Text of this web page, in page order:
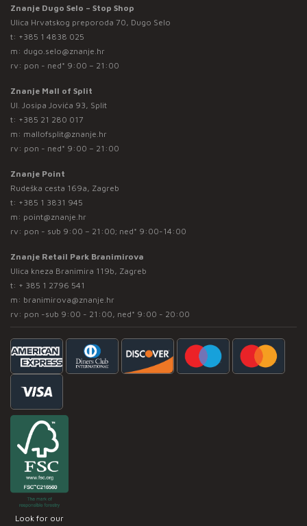
Znanje Dugo Selo – Stop Shop
Ulica Hrvatskog preporoda 70, Dugo Selo
t: +385 1 4838 025
m: dugo.selo@znanje.hr
rv: pon - ned* 9:00 – 21:00
Znanje Mall of Split
Ul. Josipa Jovića 93, Split
t: +385 21 280 017
m: mallofsplit@znanje.hr
rv: pon - ned* 9:00 – 21:00
Znanje Point
Rudeška cesta 169a, Zagreb
t: +385 1 3831 945
m: point@znanje.hr
rv: pon - sub 9:00 – 21:00; ned* 9:00-14:00
Znanje Retail Park Branimirova
Ulica kneza Branimira 119b, Zagreb
t: + 385 1 2796 541
m: branimirova@znanje.hr
rv: pon -sub 9:00 - 21:00, ned* 9:00 - 20:00
Look for our